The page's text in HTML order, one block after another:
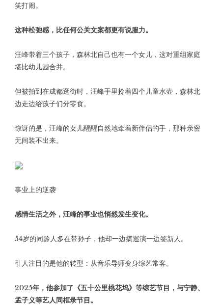
笑打闹。
这种松弛感，比任何公关文案都更有说服力。
汪峰带着三个孩子，森林北自己也有一个女儿，这对重组家庭
堪比幼儿园合并。
但被拍到在成都逛街时，汪峰手里拎着四个儿童水壶，森林北
边走边给孩子们分零食。
惊讶的是，汪峰的女儿醒醒自然地牵着新伴侣的手，那种亲密
无间装不出来。
事业上的逆袭
感情生活之外，汪峰的事业也悄然发生变化。
54岁的同龄人多在带孙子，他却一边搞巡演一边签新人。
引人注目的是他的转型：从音乐导师变身综艺常客。
2025年，他参加了《五十公里桃花坞》等综艺节目，与宁静、
孟子义等艺人同框录节目。